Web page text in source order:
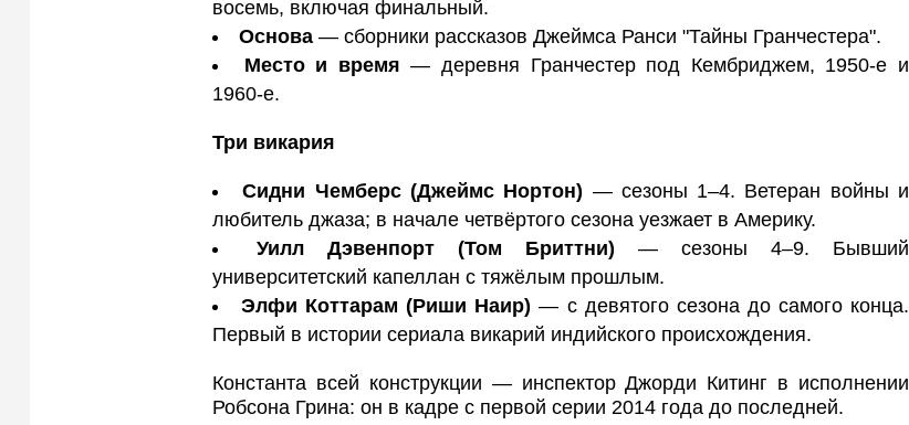
восемь, включая финальный.
Основа — сборники рассказов Джеймса Ранси "Тайны Гранчестера".
Место и время — деревня Гранчестер под Кембриджем, 1950-е и
1960-е.
Три викария
Сидни Чемберс (Джеймс Нортон) — сезоны 1–4. Ветеран войны и
любитель джаза; в начале четвёртого сезона уезжает в Америку.
Уилл Дэвенпорт (Том Бриттни) — сезоны 4–9. Бывший
университетский капеллан с тяжёлым прошлым.
Элфи Коттарам (Риши Наир) — с девятого сезона до самого конца.
Первый в истории сериала викарий индийского происхождения.
Константа всей конструкции — инспектор Джорди Китинг в исполнении
Робсона Грина: он в кадре с первой серии 2014 года до последней.